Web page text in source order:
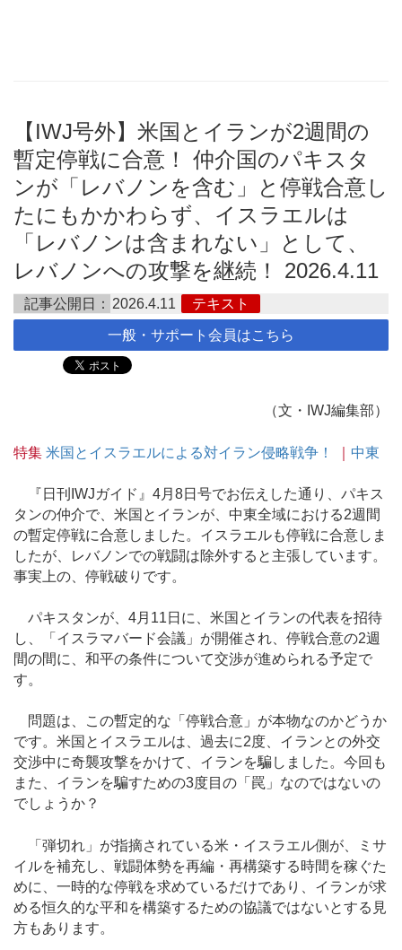
【IWJ号外】米国とイランが2週間の
暫定停戦に合意！ 仲介国のパキスタ
ンが「レバノンを含む」と停戦合意し
たにもかかわらず、イスラエルは
「レバノンは含まれない」として、
レバノンへの攻撃を継続！ 2026.4.11
記事公開日： 2026.4.11 テキスト
一般・サポート会員はこちら
（文・IWJ編集部）
特集 米国とイスラエルによる対イラン侵略戦争！ 中東
『日刊IWJガイド』4月8日号でお伝えした通り、パキス
タンの仲介で、米国とイランが、中東全域における2週間
の暫定停戦に合意しました。イスラエルも停戦に合意しま
したが、レバノンでの戦闘は除外すると主張しています。
事実上の、停戦破りです。
パキスタンが、4月11日に、米国とイランの代表を招待
し、「イスラマバード会議」が開催され、停戦合意の2週
間の間に、和平の条件について交渉が進められる予定で
す。
問題は、この暫定的な「停戦合意」が本物なのかどうか
です。米国とイスラエルは、過去に2度、イランとの外交
交渉中に奇襲攻撃をかけて、イランを騙しました。今回も
また、イランを騙すための3度目の「罠」なのではないの
でしょうか？
「弾切れ」が指摘されている米・イスラエル側が、ミサ
イルを補充し、戦闘体勢を再編・再構築する時間を稼ぐた
めに、一時的な停戦を求めているだけであり、イランが求
める恒久的な平和を構築するための協議ではないとする見
方もあります。